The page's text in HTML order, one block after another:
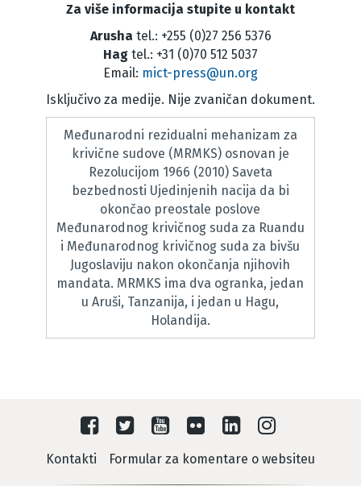
Za više informacija stupite u kontakt
Arusha tel.: +255 (0)27 256 5376
Hag tel.: +31 (0)70 512 5037
Email: mict-press@un.org
Isključivo za medije. Nije zvaničan dokument.
Međunarodni rezidualni mehanizam za
krivične sudove (MRMKS) osnovan je
Rezolucijom 1966 (2010) Saveta
bezbednosti Ujedinjenih nacija da bi
okončao preostale poslove
Međunarodnog krivičnog suda za Ruandu
i Međunarodnog krivičnog suda za bivšu
Jugoslaviju nakon okončanja njihovih
mandata. MRMKS ima dva ogranka, jedan
u Aruši, Tanzanija, i jedan u Hagu,
Holandija.
Kontakti Formular za komentare o websiteu